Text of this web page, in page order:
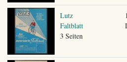
Lutz
Faltblatt
3 Seiten